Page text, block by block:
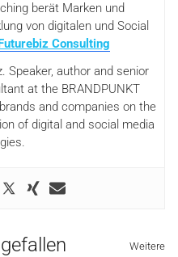
berät Marken und
von digitalen und Social
Consulting
Speaker, author and senior
at the BRANDPUNKT
and companies on the
of digital and social media
Weitere